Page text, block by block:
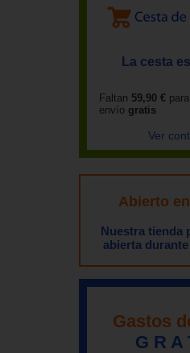
La cesta
Faltan 59,90 €
envío gratis
Ver
Abierto
Nuestra tienda
abierta
Gastos
G R A